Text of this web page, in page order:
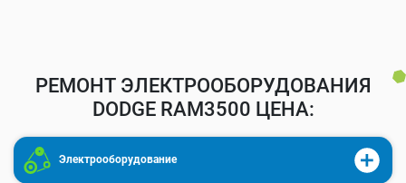
РЕМОНТ ЭЛЕКТРООБОРУДОВАНИЯ
DODGE RAM3500 ЦЕНА:
Электрооборудование